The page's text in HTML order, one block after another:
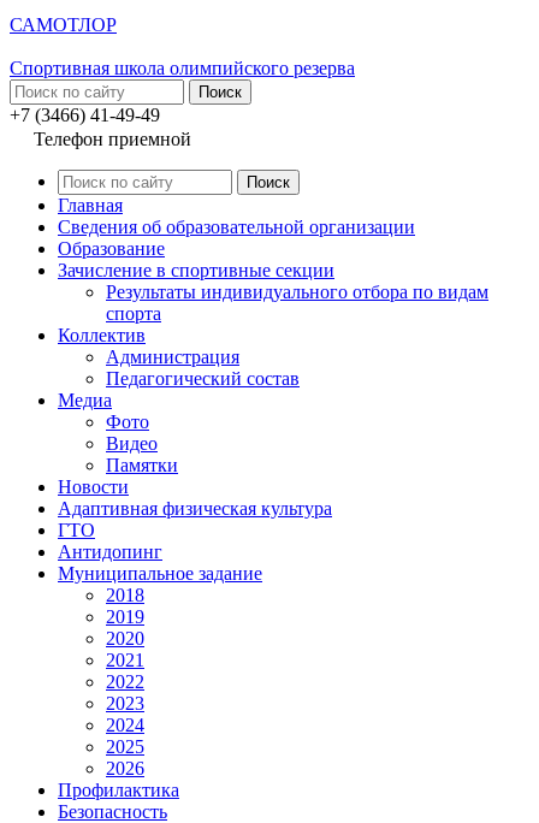
САМОТЛОР
Спортивная школа олимпийского резерва
+7 (3466) 41-49-49
Телефон приемной
Главная
Сведения об образовательной организации
Образование
Зачисление в спортивные секции
Результаты индивидуального отбора по видам
спорта
Коллектив
Администрация
Педагогический состав
Медиа
Фото
Видео
Памятки
Новости
Адаптивная физическая культура
ГТО
Антидопинг
Муниципальное задание
2018
2019
2020
2021
2022
2023
2024
2025
2026
Профилактика
Безопасность